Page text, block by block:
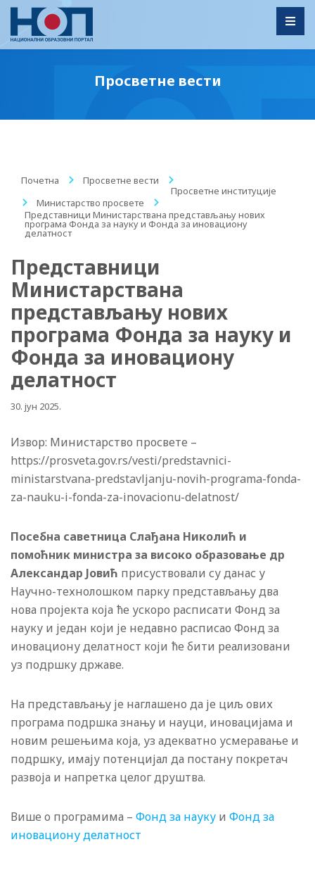
Просветне вести
Почетна / Просветне вести
/
Просветне институције
/
Министарство просвете
/
Представници Министарствана представљању нових
програма Фонда за науку и Фонда за иновациону
делатност
Представници
Министарствана
представљању нових
програма Фонда за науку и
Фонда за иновациону
делатност
30. јун 2025.
Извор: Министарство просвете –
https://prosveta.gov.rs/vesti/predstavnici-
ministarstvana-predstavljanju-novih-programa-fonda-
za-nauku-i-fonda-za-inovacionu-delatnost/
Посебна саветница Слађана Николић и
помоћник министра за високо образовање др
Александар Јовић присуствовали су данас у
Научно-технолошком парку представљању два
нова пројекта која ће ускоро расписати Фонд за
науку и један који је недавно расписао Фонд за
иновациону делатност који ће бити реализовани
уз подршку државе.
На представљању је наглашено да је циљ ових
програма подршка знању и науци, иновацијама и
новим решењима која, уз адекватно усмеравање и
подршку, имају потенцијал да постану покретач
развоја и напретка целог друштва.
Више о програмима – Фонд за науку и Фонд за
иновациону делатност